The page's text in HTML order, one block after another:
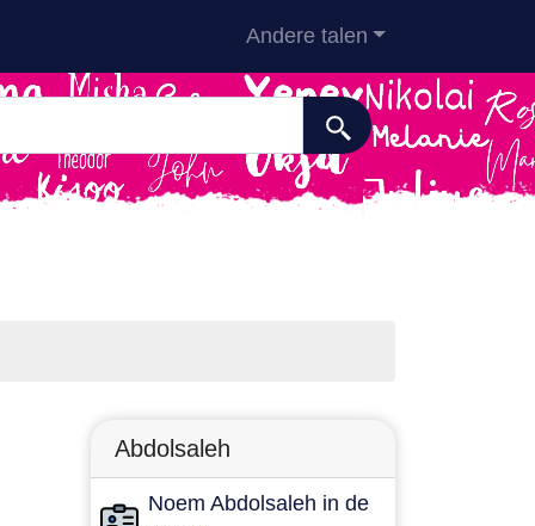
Andere talen
Abdolsaleh
Noem Abdolsaleh in de